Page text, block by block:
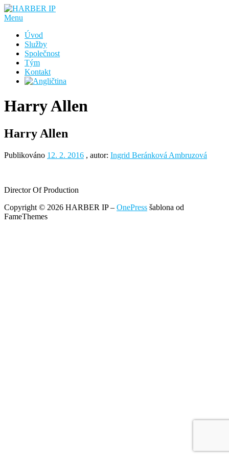
Přeskočit
na
Menu
Úvod
Služby
Společnost
Tým
Kontakt
Harry Allen
Harry Allen
Publikováno 12. 2. 2016 , autor: Ingrid Beránková Ambruzová
Director Of Production
Copyright © 2026 HARBER IP– OnePress šablona od
FameThemes